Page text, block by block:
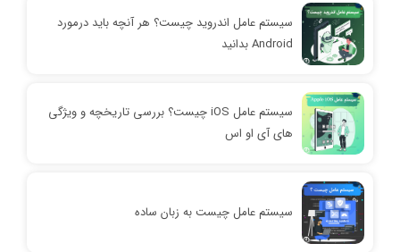
سیستم عامل اندرويد چیست؟ هر آنچه باید درمورد
Android بدانید
سیستم عامل iOS چیست؟ بررسی تاریخچه و ویژگی
های آی او اس
سیستم عامل چیست به زبان ساده